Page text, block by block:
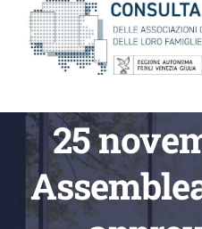
25